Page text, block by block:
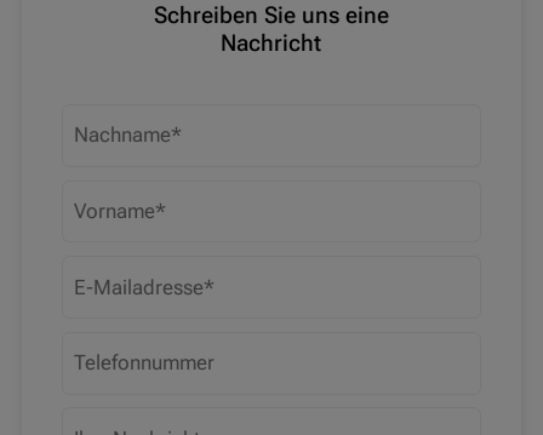
Schreiben Sie uns eine
Nachricht